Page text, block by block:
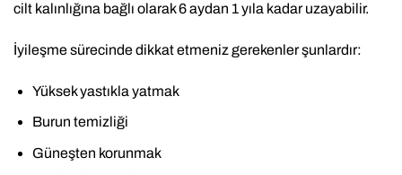
cilt kalınlığına bağlı olarak 6 aydan 1 yıla kadar uzayabilir.
İyileşme sürecinde dikkat etmeniz gerekenler şunlardır:
Yüksek yastıkla yatmak
Burun temizliği
Güneşten korunmak